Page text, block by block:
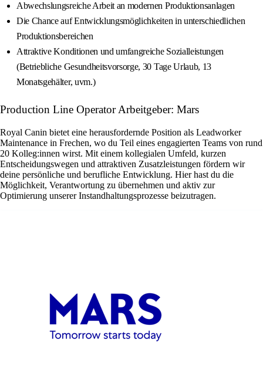
Abwechslungsreiche Arbeit an modernen Produktionsanlagen
Die Chance auf Entwicklungsmöglichkeiten in unterschiedlichen
Produktionsbereichen
Attraktive Konditionen und umfangreiche Sozialleistungen
(Betriebliche Gesundheitsvorsorge, 30 Tage Urlaub, 13
Monatsgehälter, uvm.)
Production Line Operator Arbeitgeber: Mars
Royal Canin bietet eine herausfordernde Position als Leadworker
Maintenance in Frechen, wo du Teil eines engagierten Teams von rund
20 Kolleg:innen wirst. Mit einem kollegialen Umfeld, kurzen
Entscheidungswegen und attraktiven Zusatzleistungen fördern wir
deine persönliche und berufliche Entwicklung. Hier hast du die
Möglichkeit, Verantwortung zu übernehmen und aktiv zur
Optimierung unserer Instandhaltungsprozesse beizutragen.